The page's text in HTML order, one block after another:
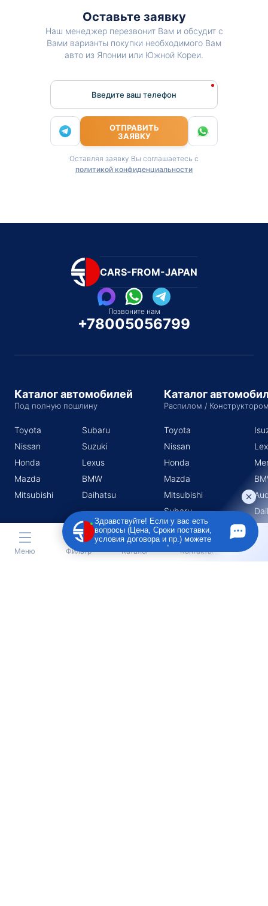
Оставьте заявку
Наш менеджер перезвонит Вам и обсудит с
Вами варианты покупки необходимого Вам
авто из Японии или Южной Кореи.
Введите ваш телефон
ОТПРАВИТЬ
ЗАЯВКУ
Оставляя заявку Вы соглашаетесь с
политикой конфиденциальности
CARS-FROM-JAPAN
Позвоните нам
+78005056799
Каталог автомобилей
Под полную пошлину
Toyota
Nissan
Honda
Mazda
Mitsubishi
Subaru
Suzuki
Lexus
BMW
Daihatsu
Каталог
Распилом /
Toyota
Nissan
Honda
Mazda
Mitsubishi
Subaru
Suzuki
Меню Фильтр Каталог Контакты
Здравствуйте! Если у вас есть
вопросы (Цена, Сроки поставки,
условия договора и пр.) можете
задать их мне в чат!